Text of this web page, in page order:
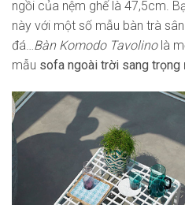
ngồi của nệm ghế là 47,5cm.
này với một số mẫu bàn trà
đá…Bàn Komodo Tavolinolà
mẫu sofa ngoài trời sang trọng